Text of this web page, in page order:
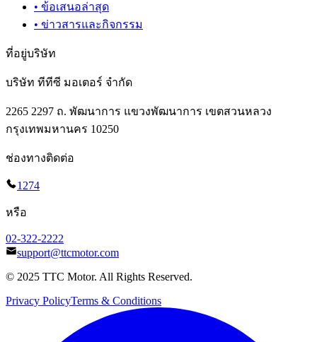
• ข้อเสนอล่าสุด
• ข่าวสารและกิจกรรม
ที่อยู่บริษัท
บริษัท ทีทีซี มอเตอร์ จำกัด
2265 2297 ถ. พัฒนาการ แขวงพัฒนาการ เขตสวนหลวง
กรุงเทพมหานคร 10250
ช่องทางติดต่อ
1274
หรือ
02-322-2222
support@ttcmotor.com
© 2025 TTC Motor. All Rights Reserved.
Privacy PolicyTerms & Conditions